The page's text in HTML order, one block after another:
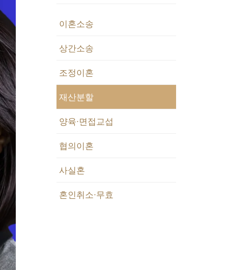
이혼소송
상간소송
조정이혼
재산분할
양육·면접교섭
협의이혼
사실혼
혼인취소·무효